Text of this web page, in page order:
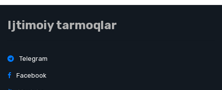
Ijtimoiy tarmoqlar
Telegram
Facebook